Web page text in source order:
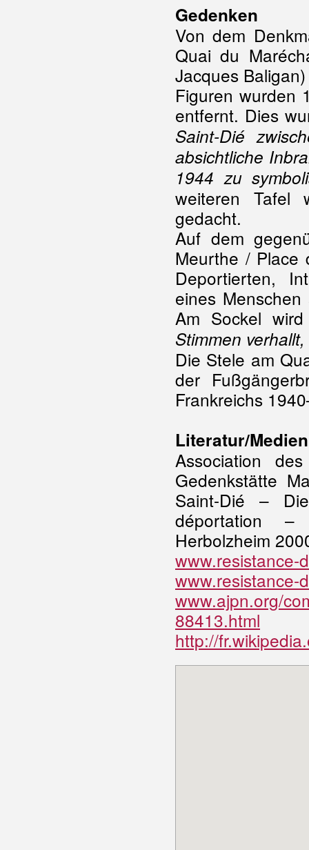
Gedenken
Von dem
Quai du
Jacques
Figuren wurden
entfernt. Dies
Saint-Dié
absichtliche
1944 zu
weiteren Tafel
gedacht.
Auf dem
Meurthe / Place
Deportierten,
eines
Am Sockel
Stimmen
Die Stele am
der
Frankreichs
Literatur/Medien
Association
Gedenkstätte
Saint-Dié –
déportation –
Herbolzheim
www.resistance-
www.resistance-
www.ajpn.org/
88413.html
http://